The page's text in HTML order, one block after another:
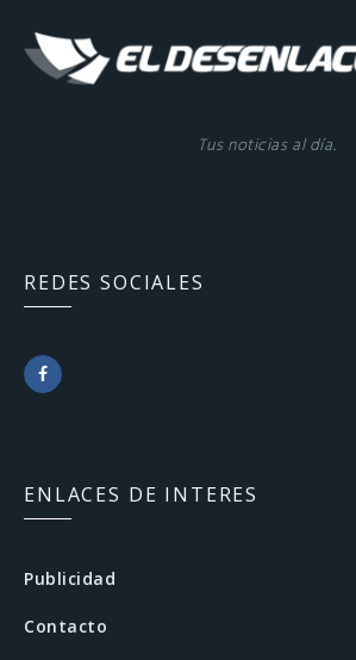
Tus noticias al día.
REDES SOCIALES
c
e
ENLACES DE INTERES
Publicidad
Contacto